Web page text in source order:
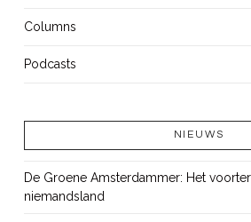
Columns
Podcasts
NIEUWS
De Groene Amsterdammer: Het
niemandsland